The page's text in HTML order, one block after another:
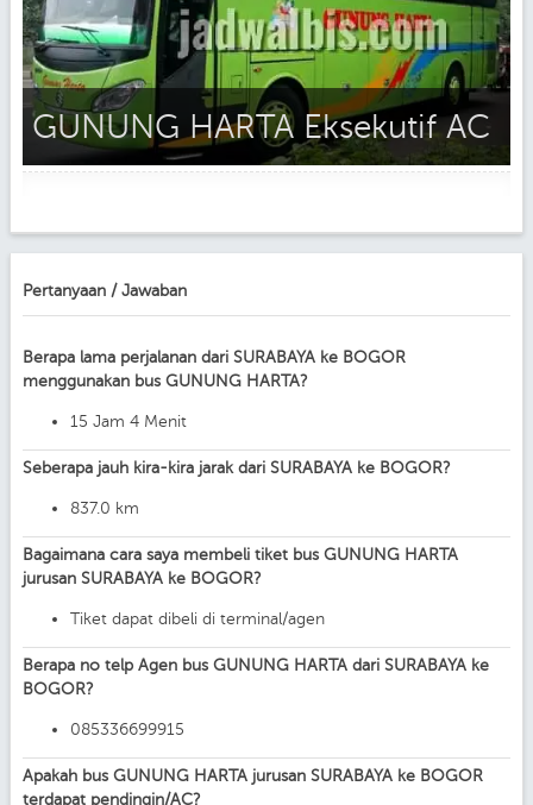
GUNUNG HARTA Eksekutif AC
Pertanyaan / Jawaban
Berapa lama perjalanan dari SURABAYA ke BOGOR
menggunakan bus GUNUNG HARTA?
15 Jam 4 Menit
Seberapa jauh kira-kira jarak dari SURABAYA ke BOGOR?
837.0 km
Bagaimana cara saya membeli tiket bus GUNUNG HARTA
jurusan SURABAYA ke BOGOR?
Tiket dapat dibeli di terminal/agen
Berapa no telp Agen bus GUNUNG HARTA dari SURABAYA ke
BOGOR?
085336699915
Apakah bus GUNUNG HARTA jurusan SURABAYA ke BOGOR
terdapat pendingin/AC?